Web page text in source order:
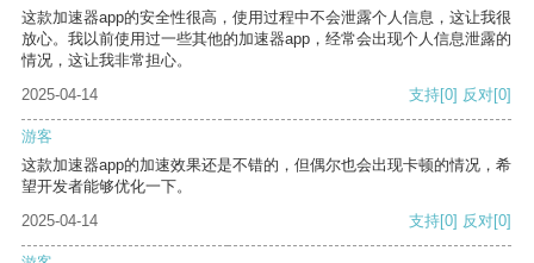
这款加速器app的安全性很高，使用过程中不会泄露个人信息，这让我很
放心。我以前使用过一些其他的加速器app，经常会出现个人信息泄露的
情况，这让我非常担心。
2025-04-14
支持[0] 反对[0]
游客
这款加速器app的加速效果还是不错的，但偶尔也会出现卡顿的情况，希
望开发者能够优化一下。
2025-04-14
支持[0] 反对[0]